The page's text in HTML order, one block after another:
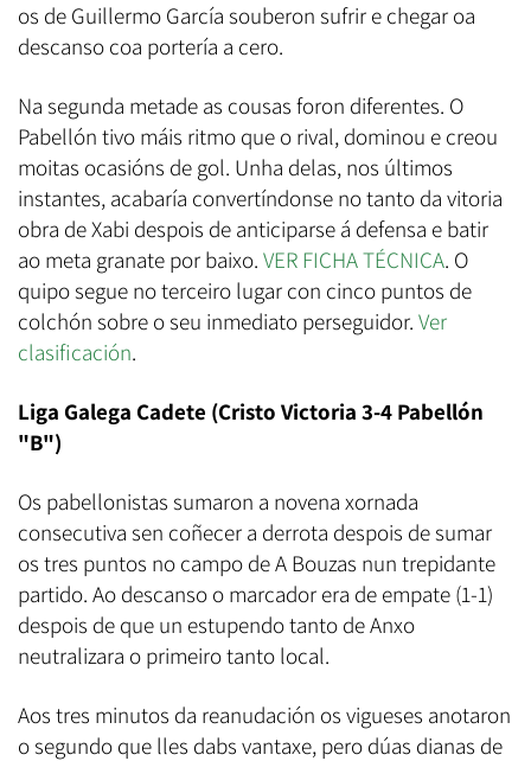
os de Guillermo García souberon sufrir e chegar oa
descanso coa portería a cero.
Na segunda metade as cousas foron diferentes. O
Pabellón tivo máis ritmo que o rival, dominou e creou
moitas ocasións de gol. Unha delas, nos últimos
instantes, acabaría convertíndonse no tanto da vitoria
obra de Xabi despois de anticiparse á defensa e batir
ao meta granate por baixo. VER FICHA TÉCNICA. O
quipo segue no terceiro lugar con cinco puntos de
colchón sobre o seu inmediato perseguidor. Ver
clasificación.
Liga Galega Cadete (Cristo Victoria 3-4 Pabellón
"B")
Os pabellonistas sumaron a novena xornada
consecutiva sen coñecer a derrota despois de sumar
os tres puntos no campo de A Bouzas nun trepidante
partido. Ao descanso o marcador era de empate (1-1)
despois de que un estupendo tanto de Anxo
neutralizara o primeiro tanto local.
Aos tres minutos da reanudación os vigueses anotaron
o segundo que lles dabs vantaxe, pero dúas dianas de